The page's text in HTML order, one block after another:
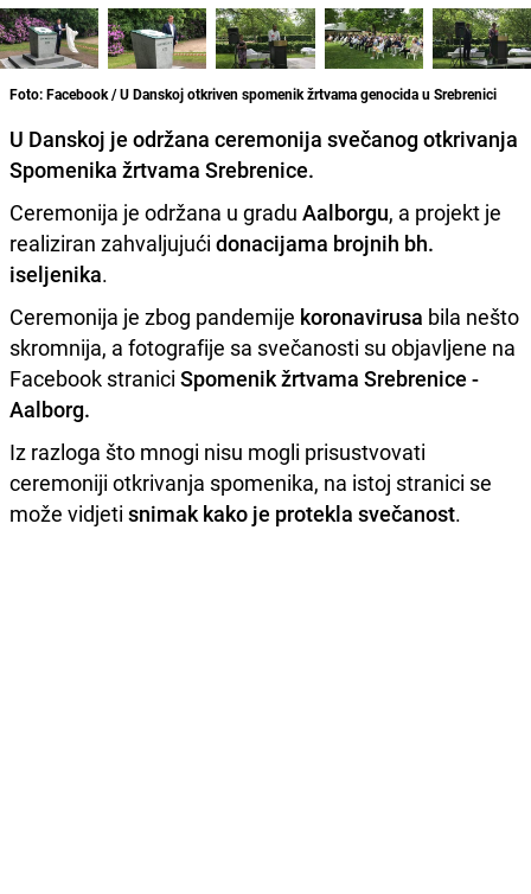
Foto: Facebook / U Danskoj otkriven spomenik žrtvama genocida u Srebrenici
U Danskoj je održana ceremonija svečanog otkrivanja
Spomenika žrtvama Srebrenice.
Ceremonija je održana u gradu Aalborgu, a projekt je
realiziran zahvaljujući donacijama brojnih bh.
iseljenika.
Ceremonija je zbog pandemije koronavirusa bila nešto
skromnija, a fotografije sa svečanosti su objavljene na
Facebook stranici Spomenik žrtvama Srebrenice -
Aalborg.
Iz razloga što mnogi nisu mogli prisustvovati
ceremoniji otkrivanja spomenika, na istoj stranici se
može vidjeti snimak kako je protekla svečanost.